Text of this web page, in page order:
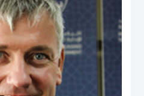
عمل في كلية الأعمال، والاقتصاد والدراسات
برنامج لدراسات الخريجين. ومنذ بداية مسيرته
بنشاط كبير في إجراء البحوث حيث نشرت العديد
عدد من الكتب التي قام بتحريرها. كما قدم